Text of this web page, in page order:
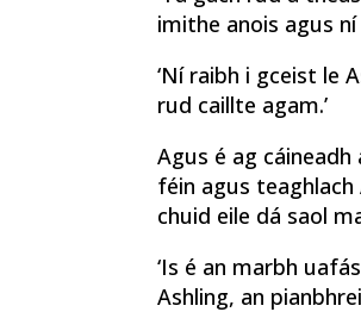
imithe anois agus
‘Ní raibh i gceist le
rud caillte agam.’
Agus é ag
féin agus
chuid eile dá saol
‘Is é an marbh
Ashling, an